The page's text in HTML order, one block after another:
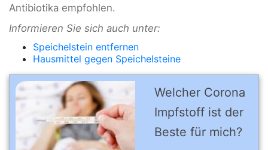
Antibiotika empfohlen.
Informieren Sie sich auch unter:
Speichelstein entfernen
Hausmittel gegen Speichelsteine
Welcher Corona
Impfstoff ist der
Beste für mich?